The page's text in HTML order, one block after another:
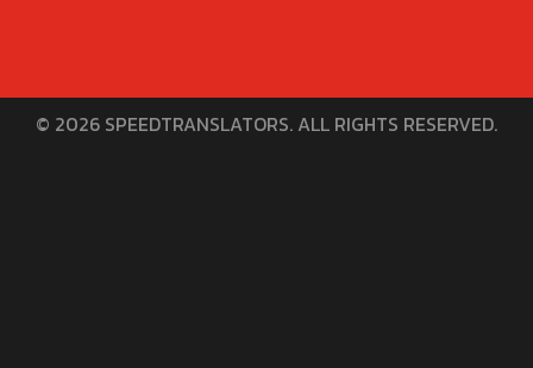
© 2026 SPEEDTRANSLATORS. ALL RIGHTS RESERVED.